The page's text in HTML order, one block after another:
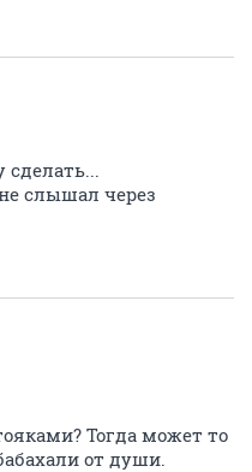
сделать...
слышал через
Тогда может то
от души.